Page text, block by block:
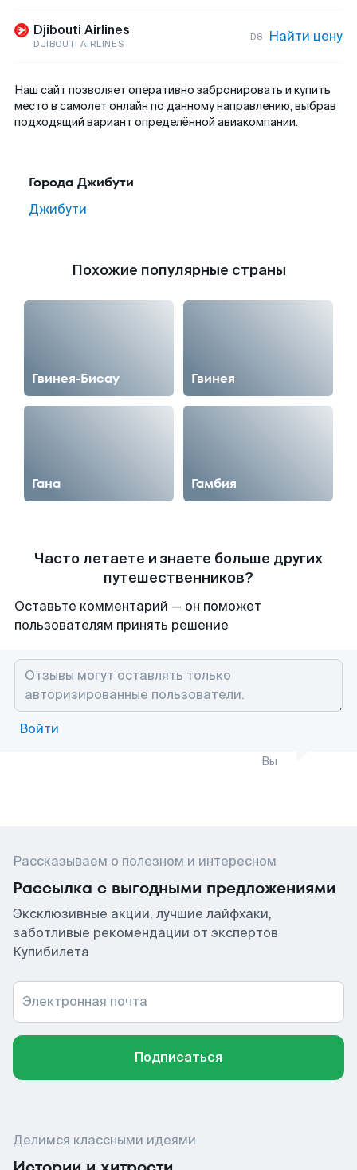
Djibouti Airlines
DJIBOUTI AIRLINES
D8 Найти цену
Наш сайт позволяет оперативно забронировать и купить
место в самолет онлайн по данному направлению, выбрав
подходящий вариант определённой авиакомпании.
Города Джибути
Джибути
Похожие популярные страны
Гвинея-Бисау‎ Гвинея‎
Гана‎ Гамбия‎
Часто летаете и знаете больше других
путешественников?
Оставьте комментарий — он поможет
пользователям принять решение
Войти
Вы
Рассказываем о полезном и интересном
Рассылка с выгодными предложениями
Эксклюзивные акции, лучшие лайфхаки,
заботливые рекомендации от экспертов
Купибилета
Электронная почта
Подписаться
Делимся классными идеями